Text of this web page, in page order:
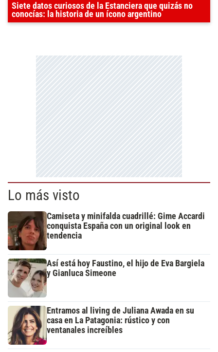
Siete datos curiosos de la Estanciera que quizás no
conocías: la historia de un ícono argentino
Lo más visto
Camiseta y minifalda cuadrillé: Gime Accardi
conquista España con un original look en
tendencia
Así está hoy Faustino, el hijo de Eva Bargiela
y Gianluca Simeone
Entramos al living de Juliana Awada en su
casa en La Patagonia: rústico y con
ventanales increíbles